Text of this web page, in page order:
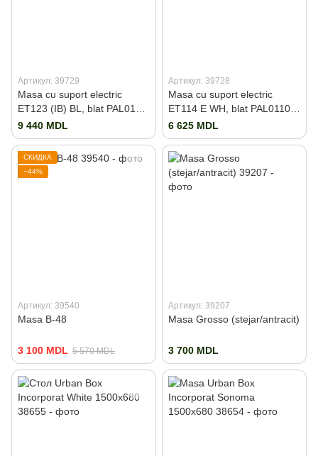
Артикул: 39729
Masa cu suport electric
ET123 (IB) BL, blat PAL0110
alb, 1400x700 (ET2)
9 440 MDL
Артикул: 39728
Masa cu suport electric
ET114 E WH, blat PAL0110
alb, 1400x700 (ET1)
6 625 MDL
СКИДКА
−44%
Артикул: 39540
Masa B-48
3 100 MDL 5 570 MDL
Артикул: 39207
Masa Grosso (stejar/antracit)
3 700 MDL